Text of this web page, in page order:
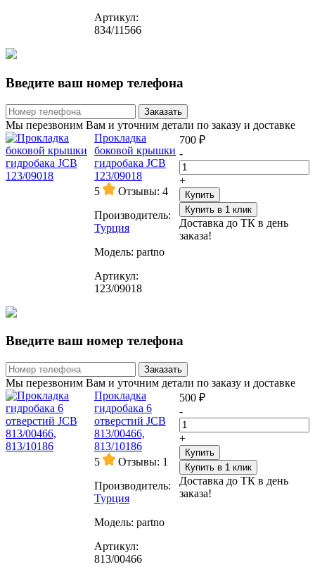
Артикул:
834/11566
Введите ваш номер телефона
Заказать
Мы перезвоним Вам и уточним детали по заказу и доставке
Прокладка
боковой крышки
гидробака JCB
123/09018
5
Отзывы: 4
Производитель:
Турция
Модель: partno
Артикул:
123/09018
700 ₽
-
+
Купить
Купить в 1 клик
Доставка до ТК в день
заказа!
Введите ваш номер телефона
Заказать
Мы перезвоним Вам и уточним детали по заказу и доставке
Прокладка
гидробака 6
отверстий JCB
813/00466,
813/10186
5
Отзывы: 1
Производитель:
Турция
Модель: partno
Артикул:
813/00466
500 ₽
-
+
Купить
Купить в 1 клик
Доставка до ТК в день
заказа!